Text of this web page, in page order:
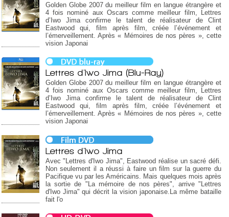
Golden Globe 2007 du meilleur film en langue étrangère et
4 fois nominé aux Oscars comme meilleur film, Lettres
d’Iwo Jima confirme le talent de réalisateur de Clint
Eastwood qui, film après film, créée l’événement et
l’émerveillement. Après « Mémoires de nos pères », cette
vision Japonai
Lettres d'Iwo Jima (Blu-Ray)
Golden Globe 2007 du meilleur film en langue étrangère et
4 fois nominé aux Oscars comme meilleur film, Lettres
d’Iwo Jima confirme le talent de réalisateur de Clint
Eastwood qui, film après film, créée l’événement et
l’émerveillement. Après « Mémoires de nos pères », cette
vision Japonai
Lettres d'Iwo Jima
Avec "Lettres d'Iwo Jima", Eastwood réalise un sacré défi.
Non seulement il a réussi à faire un film sur la guerre du
Pacifique vu par les Américains. Mais quelques mois après
la sortie de "La mémoire de nos pères", arrive "Lettres
d'Iwo Jima" qui décrit la vision japonaise.La même bataille
fait l'o